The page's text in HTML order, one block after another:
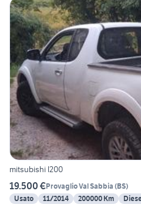
mitsubishi l200
19.500 €Provaglio Val Sabbia (BS)
Usato
11/2014 200000 Km